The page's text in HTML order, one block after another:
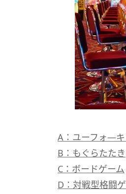
A：ユーフォ―
B：もぐらたたき
C：ボードゲーム
D：対戦型格闘